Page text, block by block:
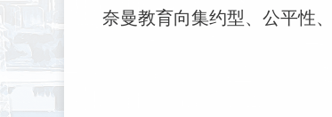
奈曼教育向集约型、公平性